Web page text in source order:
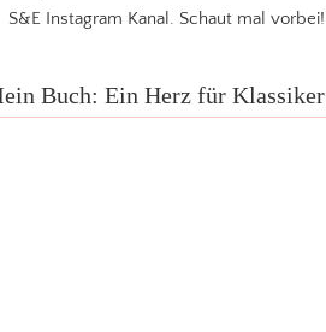
S&E Instagram Kanal. Schaut mal vorbei!
Buch: Ein Herz für Klassiker